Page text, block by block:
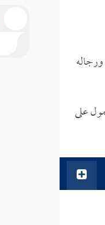
ورجاله
على